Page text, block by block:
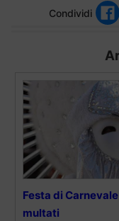
Condividi
Festa di
multati